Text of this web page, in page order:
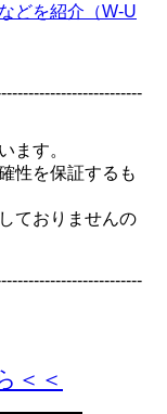
どを紹介（W-U
ます。
性を保証するも
ておりませんの
＜＜